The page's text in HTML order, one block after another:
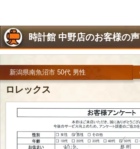
時計館 中野店のお客様の声
新潟県南魚沼市 50代 男性
ロレックス